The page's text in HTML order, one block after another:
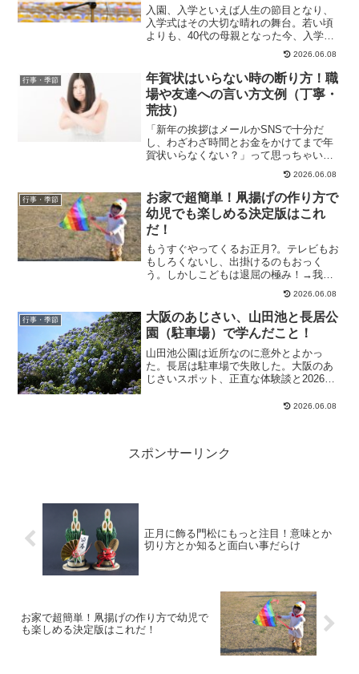
入園、入学といえば人生の節目となり、
入学式はその大切な晴れの舞台。若い頃
よりも、40代の母親となった今、入学式
のスーツについて、色々悩みが深まって
きました。体型が変わってきて、年齢も
重ねてきたので、今の自分にとってでき
るだけ上品で好印象な装...
2026.06.08
行事・季節
年賀状はいらない時の断り方！職
場や友達への言い方文例（丁寧・
荒技）
「新年の挨拶はメールかSNSで十分だ
し、わざわざ時間とお金をかけてまで年
賀状いらなくない？」って思っちゃいま
せんか？職場や何年か送っていない友達
にも無理やり送ってる感満載・・年賀状
って作るのにお金もかかるし何より面倒
に感じちゃいます。でも相...
2026.06.08
行事・季節
お家で超簡単！凧揚げの作り方で
幼児でも楽しめる決定版はこれ
だ！
もうすぐやってくるお正月?。テレビもお
もしろくないし、出掛けるのもおっく
う。しかしこどもは退屈の極み！→我が
家ではこんな状態の子供を「おたいくつ
様」と呼びます。と、なれば当然そこで
お父さんの出番になるわけです（笑）そ
こで！お正月といえば「凧...
2026.06.08
行事・季節
大阪のあじさい、山田池と長居公
園（駐車場）で学んだこと！
山田池公園は近所なのに意外とよかっ
た。長居は駐車場で失敗した。大阪のあ
じさいスポット、正直な体験談と2026年
2026.06.08
スポンサーリンク
正月に飾る門松にもっと注目！意味とか
切り方とか知ると面白い事だらけ
お家で超簡単！凧揚げの作り方で幼児で
も楽しめる決定版はこれだ！